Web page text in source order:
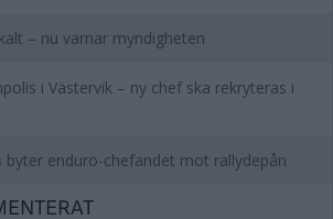
– nu varnar myndigheten
i Västervik – ny chef ska rekryteras i
byter enduro-chefandet mot rallydepån